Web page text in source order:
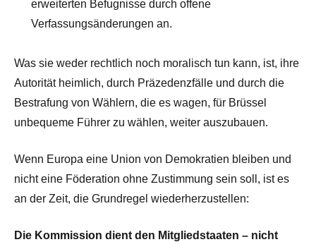
erweiterten Befugnisse durch offene
Verfassungsänderungen an.
Was sie weder rechtlich noch moralisch tun kann, ist, ihre
Autorität heimlich, durch Präzedenzfälle und durch die
Bestrafung von Wählern, die es wagen, für Brüssel
unbequeme Führer zu wählen, weiter auszubauen.
Wenn Europa eine Union von Demokratien bleiben und
nicht eine Föderation ohne Zustimmung sein soll, ist es
an der Zeit, die Grundregel wiederherzustellen:
Die Kommission dient den Mitgliedstaaten – nicht